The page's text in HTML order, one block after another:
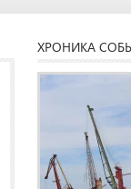
ХРОНИКА